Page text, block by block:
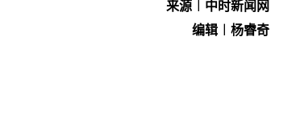
来源︱中时新闻网
编辑︱杨睿奇